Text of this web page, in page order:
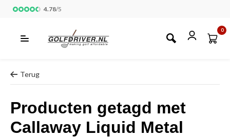
4.78/5
0
Terug
Producten getagd met
Callaway Liquid Metal